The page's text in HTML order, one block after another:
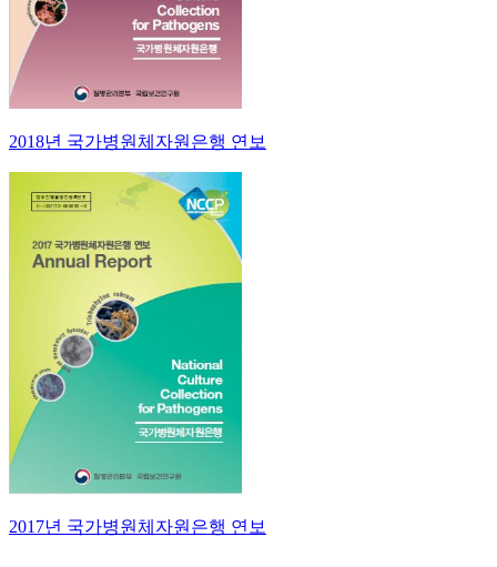
2018년 국가병원체자원은행 연보
2017년 국가병원체자원은행 연보